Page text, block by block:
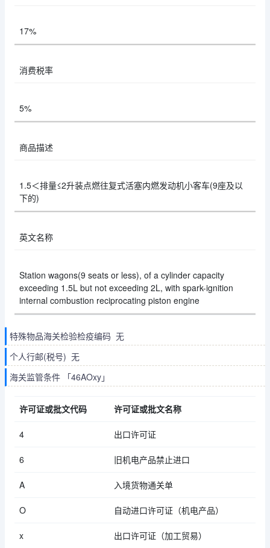
17%
消费税率
5%
商品描述
1.5＜排量≤2升装点燃往复式活塞内燃发动机小客车(9座及以
下的)
英文名称
Station wagons(9 seats or less), of a cylinder capacity
exceeding 1.5L but not exceeding 2L, with spark-ignition
internal combustion reciprocating piston engine
特殊物品海关检验检疫编码 无
个人行邮(税号) 无
海关监管条件 「46AOxy」
许可证或批文代码 许可证或批文名称
4 出口许可证
6 旧机电产品禁止进口
A 入境货物通关单
O 自动进口许可证（机电产品）
x 出口许可证（加工贸易）